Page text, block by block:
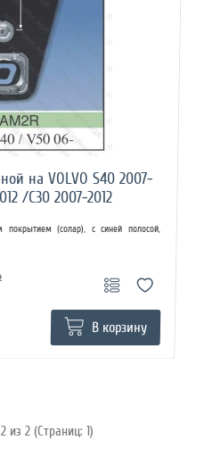
на VOLVO S40 2007-
/C30 2007-2012
покрытием (солар), с синей полосой,
В корзину
из 2 (Страниц: 1)